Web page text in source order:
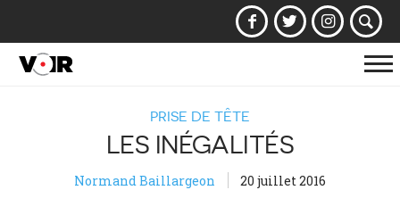
PRISE DE TÊTE
LES INÉGALITÉS
Normand Baillargeon 20 juillet 2016